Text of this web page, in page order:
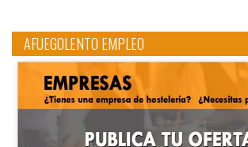
AFUEGOLENTO EMPLEO